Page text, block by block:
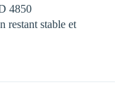
4850
restant stable et